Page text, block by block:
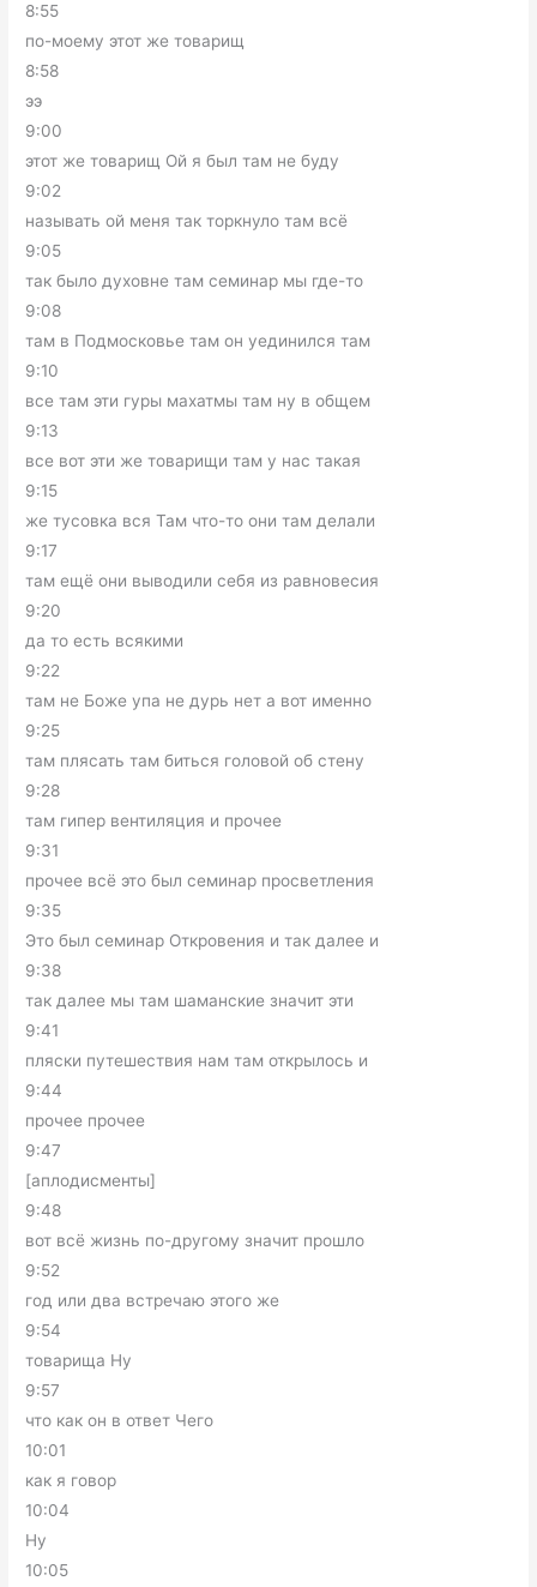
8:55
по-моему этот же товарищ
8:58
ээ
9:00
этот же товарищ Ой я был там не буду
9:02
называть ой меня так торкнуло там всё
9:05
так было духовне там семинар мы где-то
9:08
там в Подмосковье там он уединился там
9:10
все там эти гуры махатмы там ну в общем
9:13
все вот эти же товарищи там у нас такая
9:15
же тусовка вся Там что-то они там делали
9:17
там ещё они выводили себя из равновесия
9:20
да то есть всякими
9:22
там не Боже упа не дурь нет а вот именно
9:25
там плясать там биться головой об стену
9:28
там гипер вентиляция и прочее
9:31
прочее всё это был семинар просветления
9:35
Это был семинар Откровения и так далее и
9:38
так далее мы там шаманские значит эти
9:41
пляски путешествия нам там открылось и
9:44
прочее прочее
9:47
[аплодисменты]
9:48
вот всё жизнь по-другому значит прошло
9:52
год или два встречаю этого же
9:54
товарища Ну
9:57
что как он в ответ Чего
10:01
как я говор
10:04
Ну
10:05